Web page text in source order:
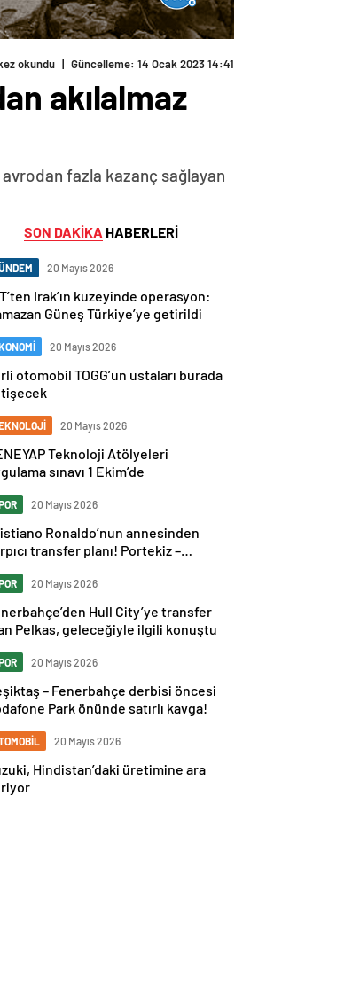
okundu | Güncelleme: 14 Ocak 2023 14:41
akılalmaz
fazla kazanç sağlayan
SON DAKİKA HABERLERİ
20 Mayıs 2026
Irak’ın kuzeyinde operasyon:
Güneş Türkiye’ye getirildi
20 Mayıs 2026
otomobil TOGG’un ustaları burada
20 Mayıs 2026
Teknoloji Atölyeleri
sınavı 1 Ekim’de
20 Mayıs 2026
Ronaldo’nun annesinden
transfer planı! Portekiz –
sert cevap
20 Mayıs 2026
Hull City’ye transfer
Pelkas, geleceğiyle ilgili konuştu
20 Mayıs 2026
– Fenerbahçe derbisi öncesi
Park önünde satırlı kavga!
20 Mayıs 2026
Hindistan’daki üretimine ara